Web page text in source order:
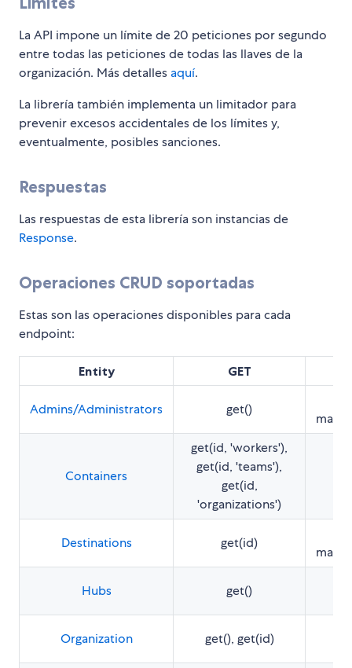
La API impone un límite de 20 peticiones por segundo
entre todas las peticiones de todas las llaves de la
organización. Más detalles aquí.
La librería también implementa un limitador para
prevenir excesos accidentales de los límites y,
eventualmente, posibles sanciones.
Respuestas
Las respuestas de esta librería son instancias de
Response.
Operaciones CRUD soportadas
Estas son las operaciones disponibles para cada
endpoint:
Entity GET
Admins/Administrators get()
Containers
get(id, 'workers'),
get(id, 'teams'),
get(id,
'organizations')
Destinations get(id)
Hubs get()
Organization get(), get(id)